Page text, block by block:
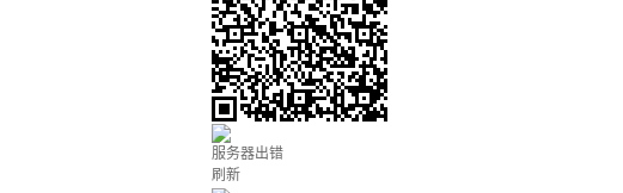
服务器出错
刷新